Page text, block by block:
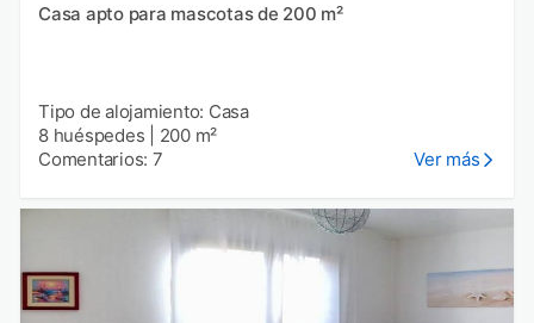
Casa apto para mascotas de 200 m²
Tipo de alojamiento: Casa
8 huéspedes
200 m²
Comentarios: 7
Ver más